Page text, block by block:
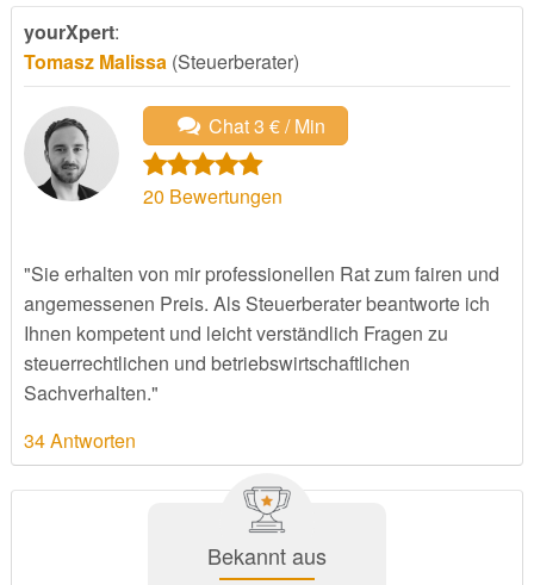
yourXpert:
Tomasz Malissa(Steuerberater)
Chat 3 € / Min
20 Bewertungen
"Sie erhalten von mir professionellen Rat zum fairen und
angemessenen Preis. Als Steuerberater beantworte ich
Ihnen kompetent und leicht verständlich Fragen zu
steuerrechtlichen und betriebswirtschaftlichen
Sachverhalten."
34 Antworten
Bekannt aus